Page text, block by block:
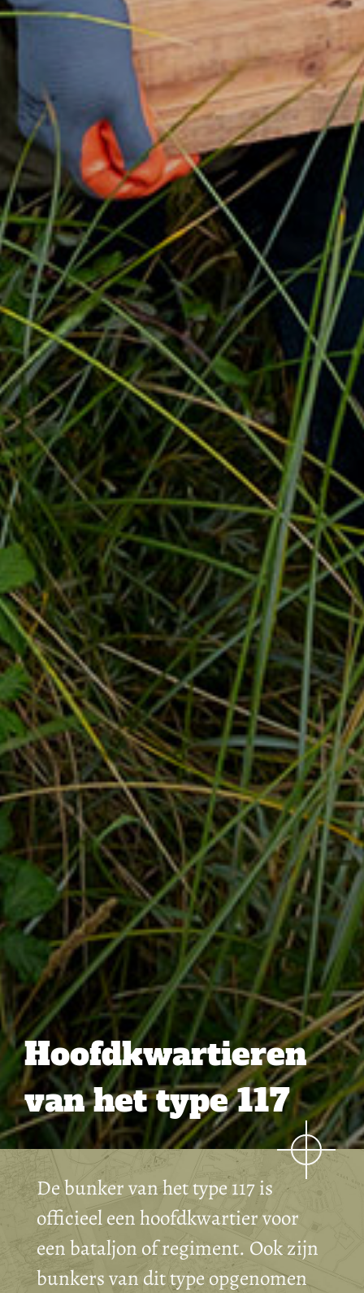
Hoofdkwartieren
van het type 117
De bunker van het type 117 is
officieel een hoofdkwartier voor
een bataljon of regiment. Ook zijn
bunkers van dit type opgenomen